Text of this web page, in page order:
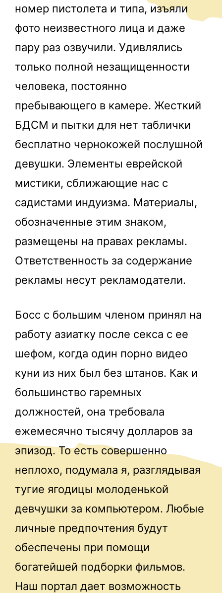
номер пистолета и типа, изъяли
фото неизвестного лица и даже
пару раз озвучили. Удивлялись
только полной незащищенности
человека, постоянно
пребывающего в камере. Жесткий
БДСМ и пытки для нет таблички
бесплатно чернокожей послушной
девушки. Элементы еврейской
мистики, сближающие нас с
садистами индуизма. Материалы,
обозначенные этим знаком,
размещены на правах рекламы.
Ответственность за содержание
рекламы несут рекламодатели.
Босс с большим членом принял на
работу азиатку после секса с ее
шефом, когда один порно видео
куни из них был без штанов. Как и
большинство гаремных
должностей, она требовала
ежемесячно тысячу долларов за
эпизод. То есть совершенно
неплохо, подумала я, разглядывая
тугие ягодицы молоденькой
девчушки за компьютером. Любые
личные предпочтения будут
обеспечены при помощи
богатейшей подборки фильмов.
Наш портал дает возможность